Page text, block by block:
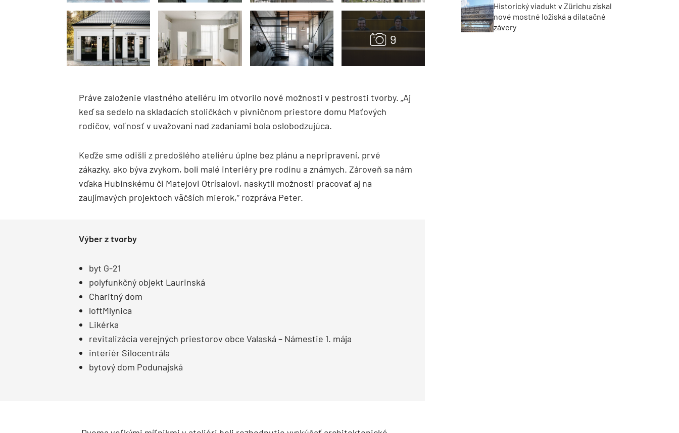
Práve založenie vlastného ateliéru im otvorilo nové možnosti v pestrosti tvorby. „Aj
keď sa sedelo na skladacích stoličkách v pivničnom priestore domu Maťových
rodičov, voľnosť v uvažovaní nad zadaniami bola oslobodzujúca.
Keďže sme odišli z predošlého ateliéru úplne bez plánu a nepripravení, prvé
zákazky, ako býva zvykom, boli malé interiéry pre rodinu a známych. Zároveň sa nám
vďaka Hubinskému či Matejovi Otrísalovi, naskytli možnosti pracovať aj na
zaujímavých projektoch väčších mierok,“ rozpráva Peter.
Výber z tvorby
byt G-21
polyfunkčný objekt Laurinská
Charitný dom
loftMlynica
Likérka
revitalizácia verejných priestorov obce Valaská – Námestie 1. mája
interiér Silocentrála
bytový dom Podunajská
Historický viadukt v Zürichu získal
nové mostné ložiská a dilatačné
závery